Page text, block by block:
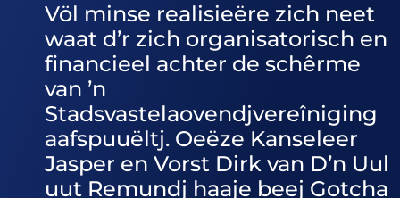
Völ minse realisieëre zich neet
waat d’r zich organisatorisch en
financieel achter de schêrme
van ’n
Stadsvastelaovendjvereîniging
aafspuuëltj. Oeëze Kanseleer
Jasper en Vorst Dirk van D’n Uul
uut Remundj haaje beej Gotcha